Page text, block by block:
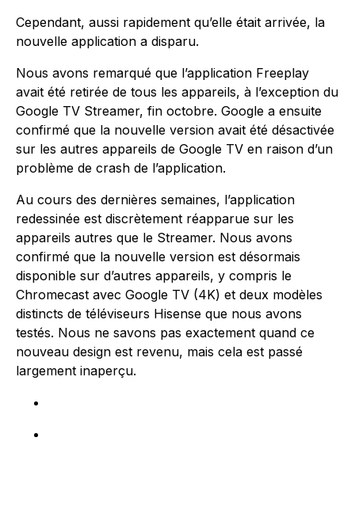
Cependant, aussi rapidement qu’elle était arrivée, la
nouvelle application a disparu.
Nous avons remarqué que l’application Freeplay
avait été retirée de tous les appareils, à l’exception du
Google TV Streamer, fin octobre. Google a ensuite
confirmé que la nouvelle version avait été désactivée
sur les autres appareils de Google TV en raison d’un
problème de crash de l’application.
Au cours des dernières semaines, l’application
redessinée est discrètement réapparue sur les
appareils autres que le Streamer. Nous avons
confirmé que la nouvelle version est désormais
disponible sur d’autres appareils, y compris le
Chromecast avec Google TV (4K) et deux modèles
distincts de téléviseurs Hisense que nous avons
testés. Nous ne savons pas exactement quand ce
nouveau design est revenu, mais cela est passé
largement inaperçu.